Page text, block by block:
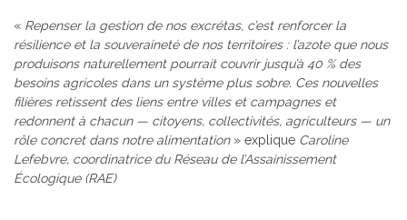
« Repenser la gestion de nos excrétas, c’est renforcer la
résilience et la souveraineté de nos territoires : l’azote que nous
produisons naturellement pourrait couvrir jusqu’à 40 % des
besoins agricoles dans un système plus sobre. Ces nouvelles
filières retissent des liens entre villes et campagnes et
redonnent à chacun — citoyens, collectivités, agriculteurs — un
rôle concret dans notre alimentation » explique Caroline
Lefebvre, coordinatrice du Réseau de l’Assainissement
Écologique (RAE)